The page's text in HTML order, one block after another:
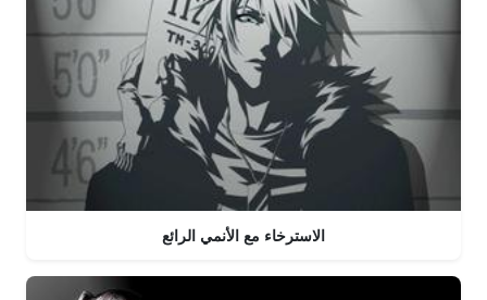
الاسترخاء مع الأنمي الرائع